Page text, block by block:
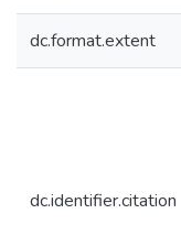
dc.format.extent
dc.identifier.citation